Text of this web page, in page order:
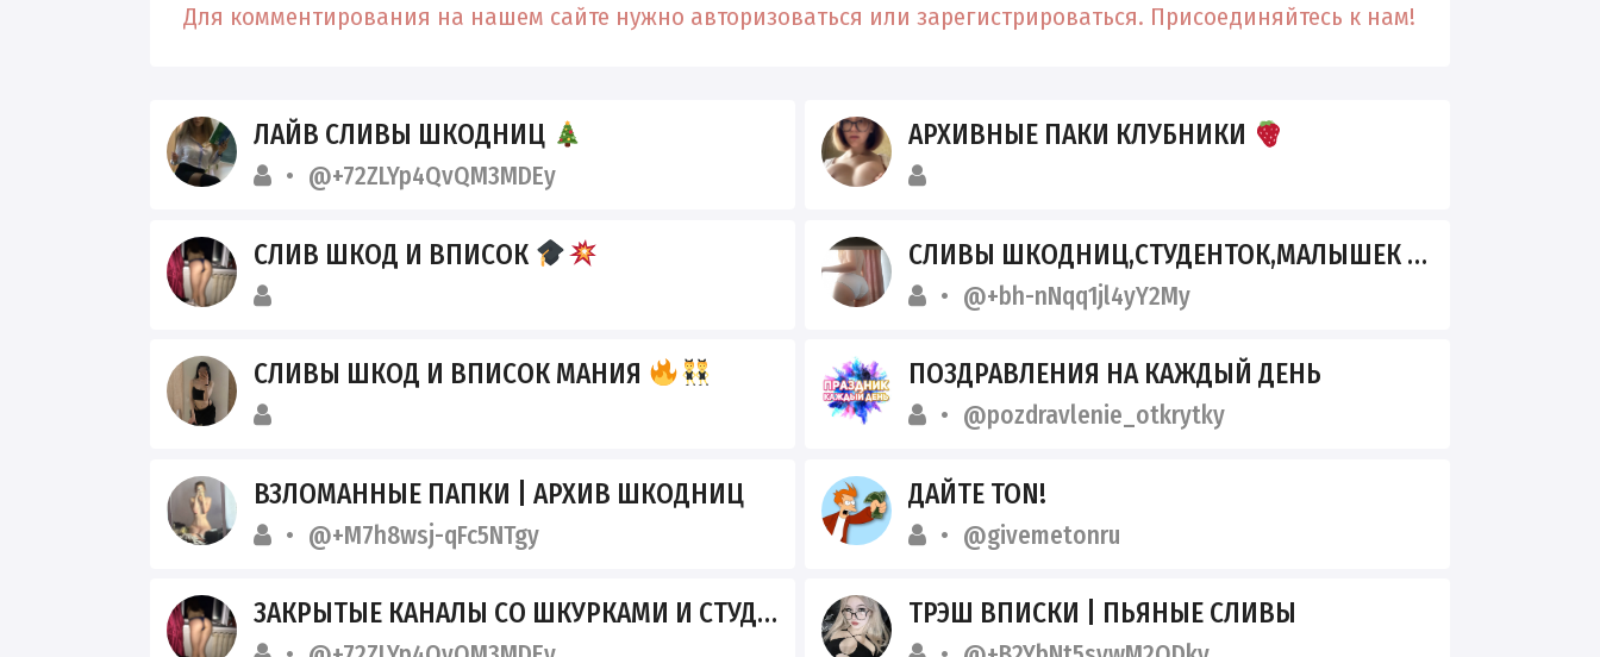
Для комментирования на нашем сайте нужно авторизоваться или зарегистрироваться. Присоединяйтесь к нам!
ЛАЙВ СЛИВЫ ШКОДНИЦ
@+72ZLYp4QvQM3MDEy
АРХИВНЫЕ ПАКИ КЛУБНИКИ
СЛИВ ШКОД И ВПИСОК СЛИВЫ ШКОДНИЦ,СТУДЕНТОК,МАЛЫШЕК ТГ
@+bh-nNqq1jl4yY2My
СЛИВЫ ШКОД И ВПИСОК МАНИЯ ПОЗДРАВЛЕНИЯ НА КАЖДЫЙ ДЕНЬ
@pozdravlenie_otkrytky
ВЗЛОМАННЫЕ ПАПКИ | АРХИВ ШКОДНИЦ
@+M7h8wsj-qFc5NTgy
ДАЙТЕ TON!
@givemetonru
ЗАКРЫТЫЕ КАНАЛЫ СО ШКУРКАМИ И СТУДЕНТКАМИ ТРЭШ ВПИСКИ | ПЬЯНЫЕ СЛИВЫ